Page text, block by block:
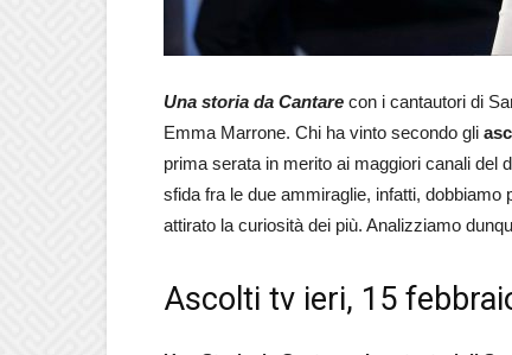
Una storia da Cantare con i cantautori di
Emma Marrone. Chi ha vinto secondo gli
prima serata in merito ai maggiori canali del
sfida fra le due ammiraglie, infatti,
attirato la curiosità dei più. Analizziamo
Ascolti tv ieri, 15